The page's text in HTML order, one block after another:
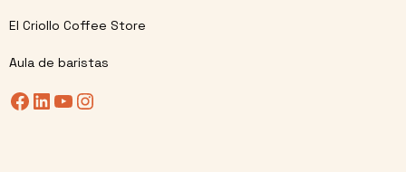
El Criollo Coffee Store
Aula de baristas
Facebook LinkedIn YouTube Instagram